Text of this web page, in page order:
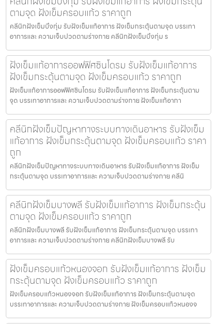
ตามจุด ฝังเข็มครอบแก้ว ราคาถูก
คลีนิกฝังเข็มบึงกุ่ม รับฝังเข็มแก้อาการ ฝังเข็มกระตุ้นตามจุด บรรเทา
อาการและ ความเจ็บปวดตามร่างกาย คลีนิกฝังเข็มบึงกุ่ม ร
ฝังเข็มแก้อาการออฟฟิศซินโดรม รับฝังเข็มแก้อาการ
ฝังเข็มกระตุ้นตามจุด ฝังเข็มครอบแก้ว ราคาถูก
ฝังเข็มแก้อาการออฟฟิศซินโดรม รับฝังเข็มแก้อาการ ฝังเข็มกระตุ้นตาม
จุด บรรเทาอาการและ ความเจ็บปวดตามร่างกาย ฝังเข็มแก้อากา
คลีนิกฝังเข็มปัญหาทางระบบทางเดินอาหาร รับฝังเข็ม
แก้อาการ ฝังเข็มกระตุ้นตามจุด ฝังเข็มครอบแก้ว ราคา
ถูก
คลีนิกฝังเข็มปัญหาทางระบบทางเดินอาหาร รับฝังเข็มแก้อาการ ฝังเข็ม
กระตุ้นตามจุด บรรเทาอาการและ ความเจ็บปวดตามร่างกาย คลีนิ
คลีนิกฝังเข็มบางพลี รับฝังเข็มแก้อาการ ฝังเข็มกระตุ้น
ตามจุด ฝังเข็มครอบแก้ว ราคาถูก
คลีนิกฝังเข็มบางพลี รับฝังเข็มแก้อาการ ฝังเข็มกระตุ้นตามจุด บรรเทา
อาการและ ความเจ็บปวดตามร่างกาย คลีนิกฝังเข็มบางพลี รับ
ฝังเข็มครอบแก้วหนองจอก รับฝังเข็มแก้อาการ ฝังเข็ม
กระตุ้นตามจุด ฝังเข็มครอบแก้ว ราคาถูก
ฝังเข็มครอบแก้วหนองจอก รับฝังเข็มแก้อาการ ฝังเข็มกระตุ้นตามจุด
บรรเทาอาการและ ความเจ็บปวดตามร่างกาย ฝังเข็มครอบแก้วหนองจ